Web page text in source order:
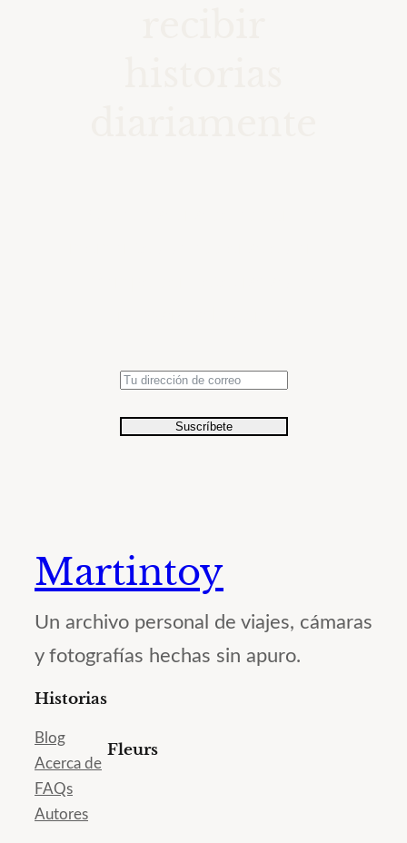
Suscríbete
Martintoy
Un archivo personal de viajes, cámaras
y fotografías hechas sin apuro.
Historias
Blog
Acerca de
FAQs
Autores
Fleurs